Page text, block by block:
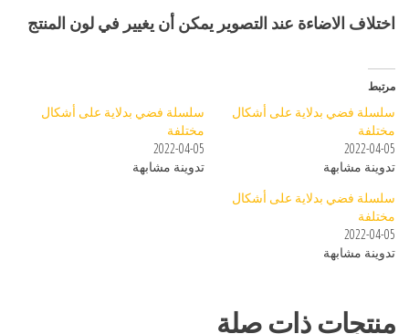
اختلاف الاضاءة عند التصوير يمكن أن يغيير في لون المنتج
مرتبط
سلسلة فضي بدلاية على أشكال
مختلفة
2022-04-05
تدوينة مشابهة
سلسلة فضي بدلاية على أشكال
مختلفة
2022-04-05
تدوينة مشابهة
سلسلة فضي بدلاية على أشكال
مختلفة
2022-04-05
تدوينة مشابهة
منتجات ذات صلة